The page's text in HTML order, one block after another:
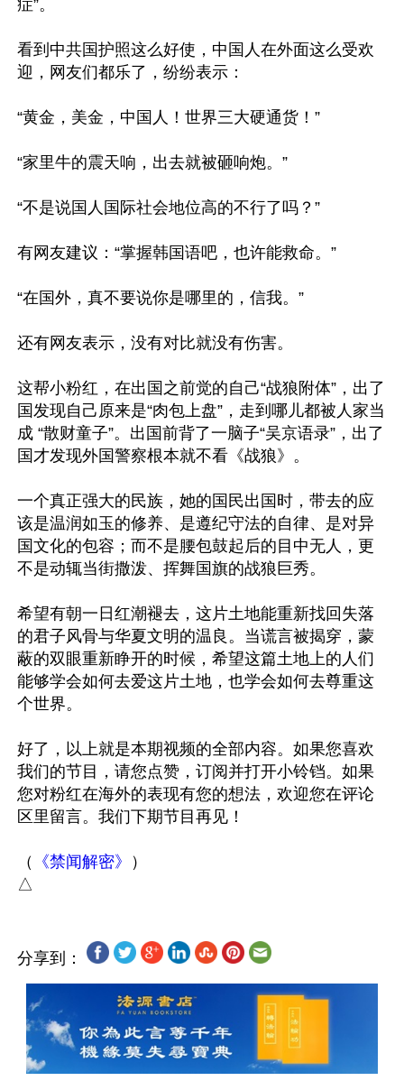
症”。
看到中共国护照这么好使，中国人在外面这么受欢
迎，网友们都乐了，纷纷表示：
“黄金，美金，中国人！世界三大硬通货！”
“家里牛的震天响，出去就被砸响炮。”
“不是说国人国际社会地位高的不行了吗？”
有网友建议：“掌握韩国语吧，也许能救命。”
“在国外，真不要说你是哪里的，信我。”
还有网友表示，没有对比就没有伤害。
这帮小粉红，在出国之前觉的自己“战狼附体”，出了
国发现自己原来是“肉包上盘”，走到哪儿都被人家当
成 “散财童子”。出国前背了一脑子“吴京语录”，出了
国才发现外国警察根本就不看《战狼》。
一个真正强大的民族，她的国民出国时，带去的应
该是温润如玉的修养、是遵纪守法的自律、是对异
国文化的包容；而不是腰包鼓起后的目中无人，更
不是动辄当街撒泼、挥舞国旗的战狼巨秀。
希望有朝一日红潮褪去，这片土地能重新找回失落
的君子风骨与华夏文明的温良。当谎言被揭穿，蒙
蔽的双眼重新睁开的时候，希望这篇土地上的人们
能够学会如何去爱这片土地，也学会如何去尊重这
个世界。
好了，以上就是本期视频的全部内容。如果您喜欢
我们的节目，请您点赞，订阅并打开小铃铛。如果
您对粉红在海外的表现有您的想法，欢迎您在评论
区里留言。我们下期节目再见！
（ 《禁闻解密》
）
分享到：